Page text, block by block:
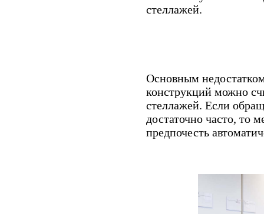
стеллажей.
Основным
конструкций можно
стеллажей. Если
достаточно часто, то
предпочесть